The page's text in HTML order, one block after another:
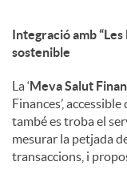
Integració amb
sostenible
La ‘Meva Salut
Finances’,
també es troba el
mesurar la petjada
transaccions, i